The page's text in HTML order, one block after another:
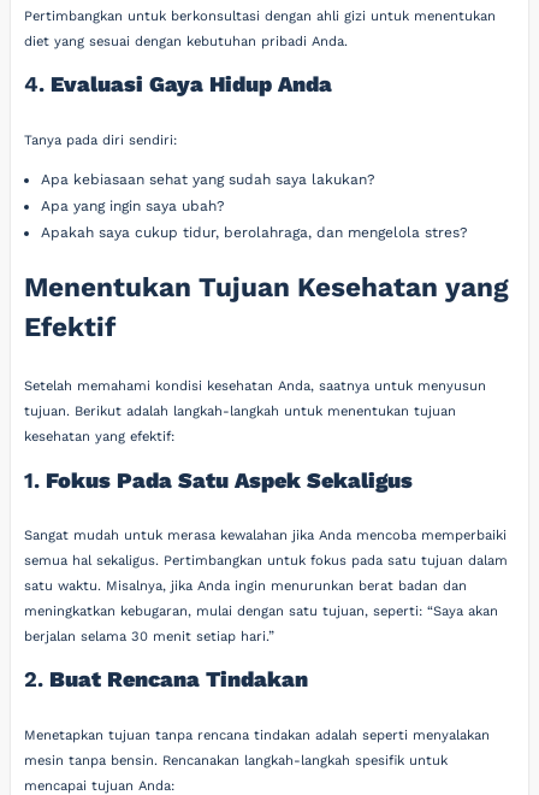
Pertimbangkan untuk berkonsultasi dengan ahli gizi untuk menentukan
diet yang sesuai dengan kebutuhan pribadi Anda.
4. Evaluasi Gaya Hidup Anda
Tanya pada diri sendiri:
Apa kebiasaan sehat yang sudah saya lakukan?
Apa yang ingin saya ubah?
Apakah saya cukup tidur, berolahraga, dan mengelola stres?
Menentukan Tujuan Kesehatan yang
Efektif
Setelah memahami kondisi kesehatan Anda, saatnya untuk menyusun
tujuan. Berikut adalah langkah-langkah untuk menentukan tujuan
kesehatan yang efektif:
1. Fokus Pada Satu Aspek Sekaligus
Sangat mudah untuk merasa kewalahan jika Anda mencoba memperbaiki
semua hal sekaligus. Pertimbangkan untuk fokus pada satu tujuan dalam
satu waktu. Misalnya, jika Anda ingin menurunkan berat badan dan
meningkatkan kebugaran, mulai dengan satu tujuan, seperti: “Saya akan
berjalan selama 30 menit setiap hari.”
2. Buat Rencana Tindakan
Menetapkan tujuan tanpa rencana tindakan adalah seperti menyalakan
mesin tanpa bensin. Rencanakan langkah-langkah spesifik untuk
mencapai tujuan Anda: